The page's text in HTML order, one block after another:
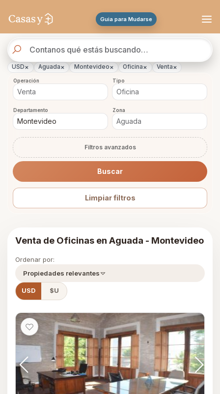
Guia para Mudarse
de
propiedades
USD× Aguada× Montevideo× Oficina× Venta×
Operación Tipo
Departamento Zona
Filtros avanzados
Buscar
Limpiar filtros
Venta de Oficinas en Aguada - Montevideo
Ordenar por:
Propiedades relevantes
USD $U